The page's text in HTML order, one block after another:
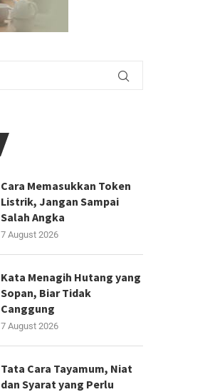
Cara Memasukkan Token
Listrik, Jangan Sampai
Salah Angka
7 August 2026
Kata Menagih Hutang yang
Sopan, Biar Tidak
Canggung
7 August 2026
Tata Cara Tayamum, Niat
dan Syarat yang Perlu